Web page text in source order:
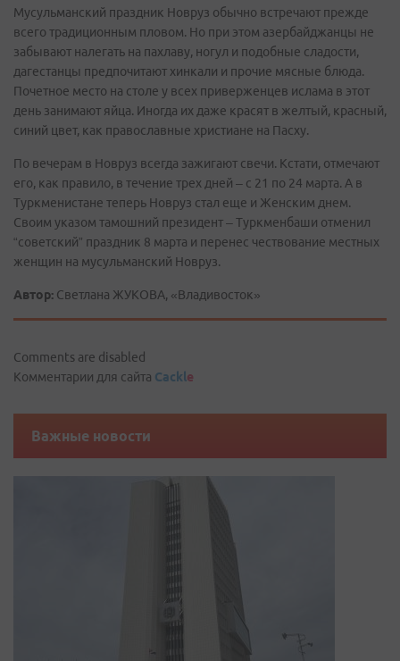
Мусульманский праздник Новруз обычно встречают прежде
всего традиционным пловом. Но при этом азербайджанцы не
забывают налегать на пахлаву, ногул и подобные сладости,
дагестанцы предпочитают хинкали и прочие мясные блюда.
Почетное место на столе у всех приверженцев ислама в этот
день занимают яйца. Иногда их даже красят в желтый, красный,
синий цвет, как православные христиане на Пасху.
По вечерам в Новруз всегда зажигают свечи. Кстати, отмечают
его, как правило, в течение трех дней – с 21 по 24 марта. А в
Туркменистане теперь Новруз стал еще и Женским днем.
Своим указом тамошний президент – Туркменбаши отменил
“советский” праздник 8 марта и перенес чествование местных
женщин на мусульманский Новруз.
Автор: Светлана ЖУКОВА, «Владивосток»
Comments are disabled
Комментарии для сайта Cackle
Важные новости